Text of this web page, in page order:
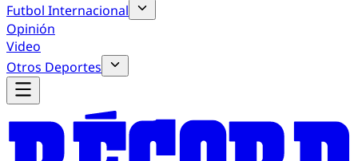
Futbol Internacional
Opinión
Video
Otros Deportes